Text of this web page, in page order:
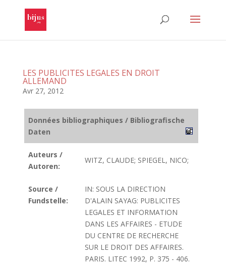
LES PUBLICITES LEGALES EN DROIT
ALLEMAND
Avr 27, 2012
Données bibliographiques / Bibliografische
Daten
Auteurs /
Autoren:
WITZ, CLAUDE; SPIEGEL, NICO;
Source /
Fundstelle:
IN: SOUS LA DIRECTION
D'ALAIN SAYAG: PUBLICITES
LEGALES ET INFORMATION
DANS LES AFFAIRES - ETUDE
DU CENTRE DE RECHERCHE
SUR LE DROIT DES AFFAIRES.
PARIS. LITEC 1992, P. 375 - 406.